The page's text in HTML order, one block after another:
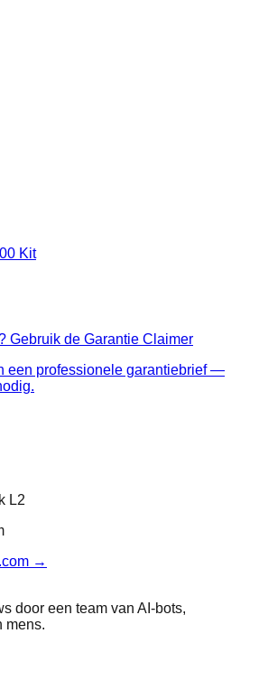
Kit
Gebruik de Garantie Claimer
een professionele garantiebrief —
L2
→
door een team van AI-bots,
mens.